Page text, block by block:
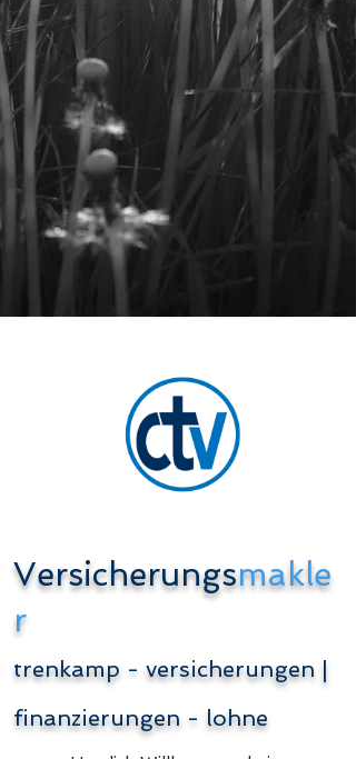
Versicherungsmakle
r
trenkamp - versicherungen |
finanzierungen - lohne